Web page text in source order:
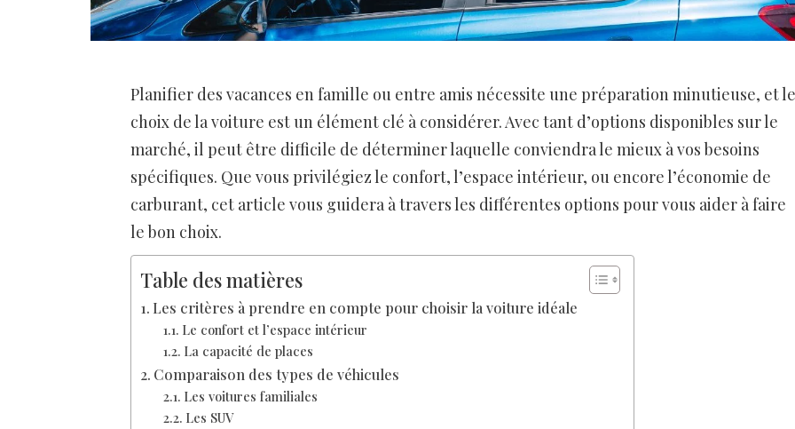
Planifier des vacances en famille ou entre amis nécessite une préparation minutieuse, et le
choix de la voiture est un élément clé à considérer. Avec tant d’options disponibles sur le
marché, il peut être difficile de déterminer laquelle conviendra le mieux à vos besoins
spécifiques. Que vous privilégiez le confort, l’espace intérieur, ou encore l’économie de
carburant, cet article vous guidera à travers les différentes options pour vous aider à faire
le bon choix.
Table des matières
Les critères à prendre en compte pour choisir la voiture idéale
Le confort et l’espace intérieur
La capacité de places
Comparaison des types de véhicules
Les voitures familiales
Les SUV